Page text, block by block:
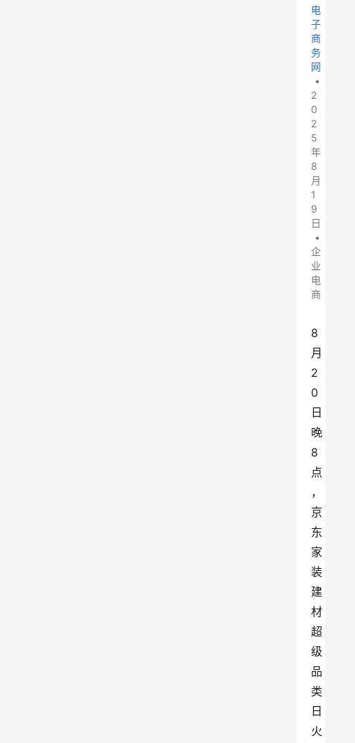
电
子
商
务
网
•
2
0
2
5
年
8
月
1
9
日
•
企
业
电
商
8
月
2
0
日
晚
8
点
，
京
东
家
装
建
材
超
级
品
类
日
火